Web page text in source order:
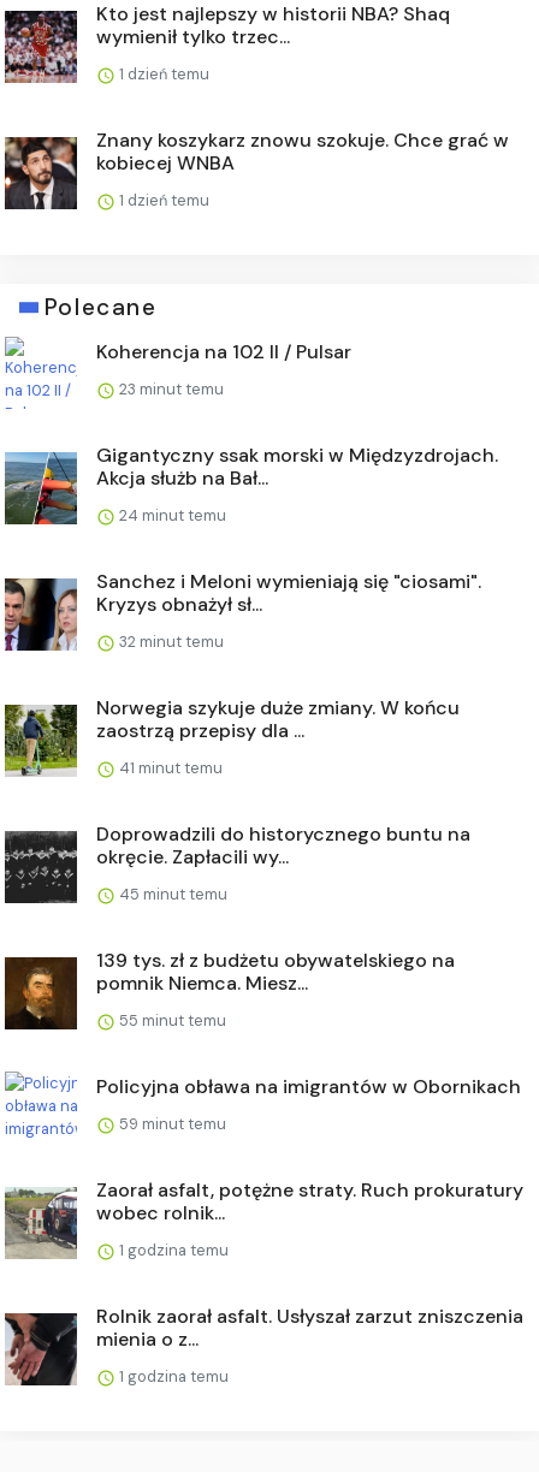
Kto jest najlepszy w historii NBA? Shaq
wymienił tylko trzec...
1 dzień temu
Znany koszykarz znowu szokuje. Chce grać w
kobiecej WNBA
1 dzień temu
Polecane
Koherencja na 102 II / Pulsar
23 minut temu
Gigantyczny ssak morski w Międzyzdrojach.
Akcja służb na Bał...
24 minut temu
Sanchez i Meloni wymieniają się "ciosami".
Kryzys obnażył sł...
32 minut temu
Norwegia szykuje duże zmiany. W końcu
zaostrzą przepisy dla ...
41 minut temu
Doprowadzili do historycznego buntu na
okręcie. Zapłacili wy...
45 minut temu
139 tys. zł z budżetu obywatelskiego na
pomnik Niemca. Miesz...
55 minut temu
Policyjna obława na imigrantów w Obornikach
59 minut temu
Zaorał asfalt, potężne straty. Ruch prokuratury
wobec rolnik...
1 godzina temu
Rolnik zaorał asfalt. Usłyszał zarzut zniszczenia
mienia o z...
1 godzina temu